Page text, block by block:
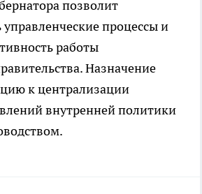
позволит
процессы и
работы
Назначение
к централизации
внутренней политики